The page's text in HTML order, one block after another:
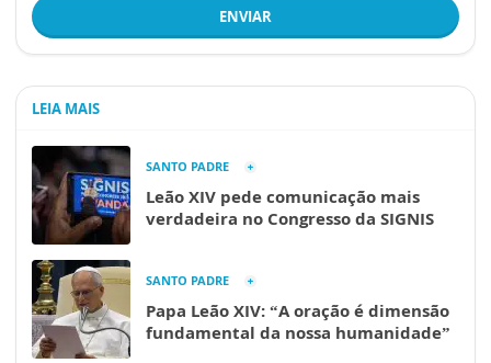
ENVIAR
LEIA MAIS
SANTO PADRE
Leão XIV pede comunicação mais
verdadeira no Congresso da SIGNIS
SANTO PADRE
Papa Leão XIV: “A oração é dimensão
fundamental da nossa humanidade”